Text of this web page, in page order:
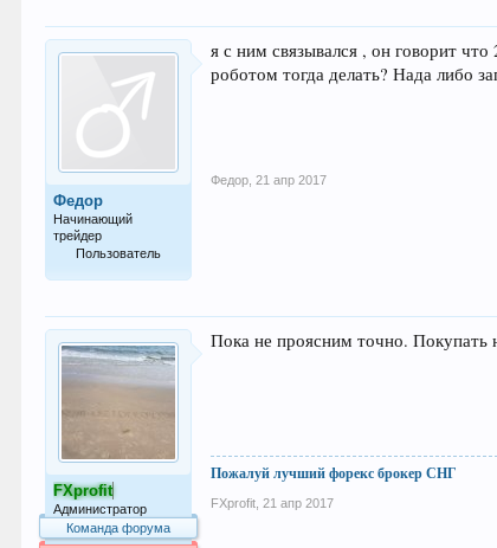
Федор
Начинающий
трейдер
Пользователь
я с ним связывался , он говорит
роботом тогда делать? Нада либо
Федор 21 апр 2017
FXprofit
Администратор
Команда форума
Пока не проясним точно. Покупать
Пожалуй лучший форекс брокер СНГ
FXprofit 21 апр 2017